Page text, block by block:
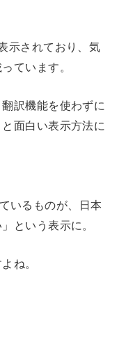
示されており、気
ています。
訳機能を使わずに
面白い表示方法に
いるものが、日本
という表示に。
ね。